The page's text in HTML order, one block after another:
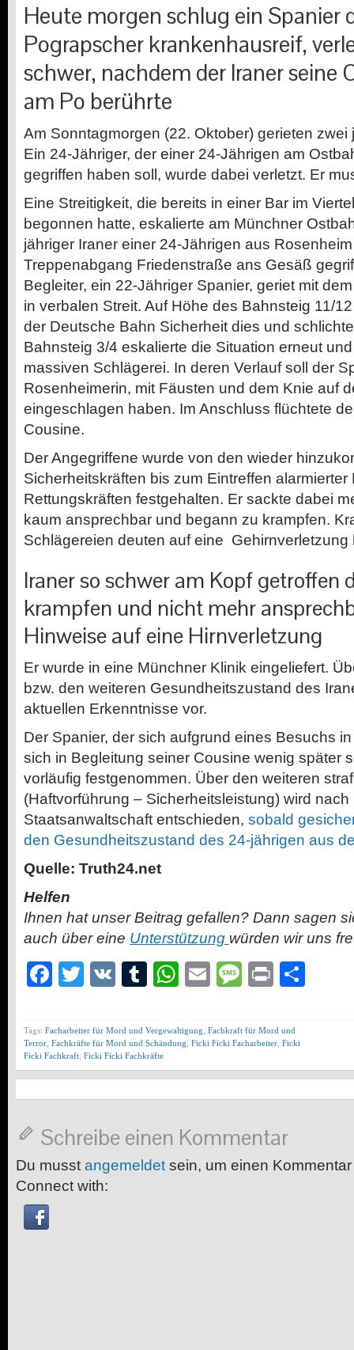
Heute morgen schlug ein Spanier
Pograpscher krankenhausreif,
schwer, nachdem der Iraner seine
am Po berührte
Am Sonntagmorgen (22. Oktober) gerieten zwei
Ein 24-Jähriger, der einer 24-Jährigen am
gegriffen haben soll, wurde dabei verletzt. Er
Eine Streitigkeit, die bereits in einer Bar im
begonnen hatte, eskalierte am Münchner
jähriger Iraner einer 24-Jährigen aus
Treppenabgang Friedenstraße ans Gesäß
Begleiter, ein 22-Jähriger Spanier, geriet mit
in verbalen Streit. Auf Höhe des Bahnsteig 11/
der Deutsche Bahn Sicherheit dies und
Bahnsteig 3/4 eskalierte die Situation erneut
massiven Schlägerei. In deren Verlauf soll der
Rosenheimerin, mit Fäusten und dem Knie auf
eingeschlagen haben. Im Anschluss flüchtete
Cousine.
Der Angegriffene wurde von den wieder
Sicherheitskräften bis zum Eintreffen
Rettungskräften festgehalten. Er sackte dabei
kaum ansprechbar und begann zu krampfen.
Schlägereien deuten auf eine Gehirnverletzung
Iraner so schwer am Kopf getroffen
krampfen und nicht mehr
Hinweise auf eine Hirnverletzung
Er wurde in eine Münchner Klinik eingeliefert.
bzw. den weiteren Gesundheitszustand des
aktuellen Erkenntnisse vor.
Der Spanier, der sich aufgrund eines Besuchs
sich in Begleitung seiner Cousine wenig später
vorläufig festgenommen. Über den weiteren
(Haftvorführung – Sicherheitsleistung) wird
Staatsanwaltschaft entschieden, sobald
den Gesundheitszustand des 24-jährigen aus
Quelle: Truth24.net
Helfen
Ihnen hat unser Beitrag gefallen? Dann sagen
auch über eine Unterstützung würden wir uns
Facebook
Twitter
VK Tumblr
WhatsApp
EmailMessage
Print
Tags: Facharbeiter für Mord und Vergewaltigung Fachkraft für Mord und
Terror Fachkräfte für Mord und Schändung Ficki Ficki Facharbeiter Ficki
Ficki Fachkraft Ficki Ficki Fachkräfte
Schreibe einen Kommentar
Du musst angemeldet sein, um einen
Connect with: